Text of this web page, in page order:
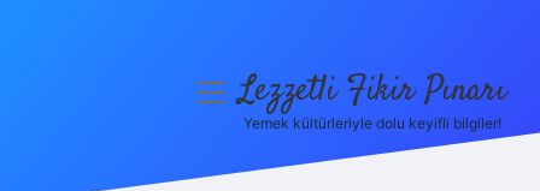
menüyüLezzetli Fikir Pınarı
Yemek kültürleriyle dolu keyifli bilgiler!